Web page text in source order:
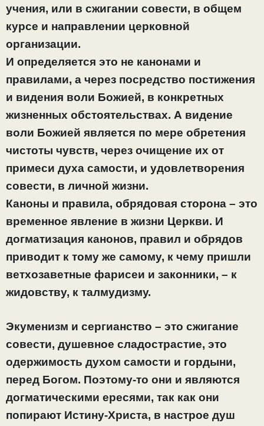
учения, или в сжигании совести, в общем
курсе и направлении церковной
организации.
И определяется это не канонами и
правилами, а через посредство постижения
и видения воли Божией, в конкретных
жизненных обстоятельствах. А видение
воли Божией является по мере обретения
чистоты чувств, через очищение их от
примеси духа самости, и удовлетворения
совести, в личной жизни.
Каноны и правила, обрядовая сторона – это
временное явление в жизни Церкви. И
догматизация канонов, правил и обрядов
приводит к тому же самому, к чему пришли
ветхозаветные фарисеи и законники, – к
жидовству, к талмудизму.
Экуменизм и сергианство – это сжигание
совести, душевное сладострастие, это
одержимость духом самости и гордыни,
перед Богом. Поэтому-то они и являются
догматическими ересями, так как они
попирают Истину-Христа, в настрое душ